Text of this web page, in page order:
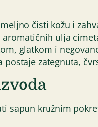
čisti kožu i
ulja
glatkom i
postaje zategnuta,
sapun kružnim